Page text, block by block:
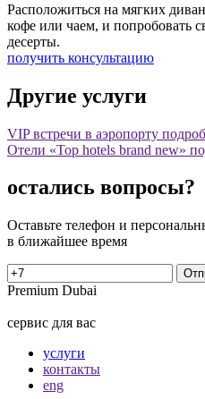
Расположиться на мягких
кофе или чаем, и попробовать
десерты.
получить консультацию
Другие услуги
VIP встречи в аэропорту
Отели «Top hotels brand new»
остались вопросы?
Оставьте телефон и
в ближайшее время
Premium Dubai
сервис для ваc
услуги
контакты
eng